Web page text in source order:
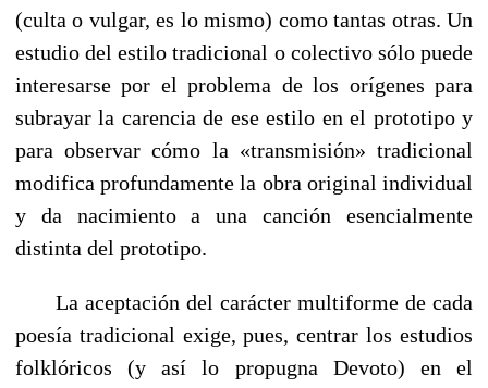
(culta o vulgar, es lo mismo) como tantas otras. Un
estudio del estilo tradicional o colectivo sólo puede
interesarse por el problema de los orígenes para
subrayar la carencia de ese estilo en el prototipo y
para observar cómo la «transmisión» tradicional
modifica profundamente la obra original individual
y da nacimiento a una canción esencialmente
distinta del prototipo.
La aceptación del carácter multiforme de cada
poesía tradicional exige, pues, centrar los estudios
folklóricos (y así lo propugna Devoto) en el